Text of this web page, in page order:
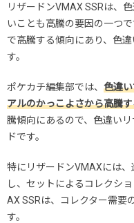
リザードンVMAX SSRは、
いことも高騰の要因の一つ
で高騰する傾向にあり、色
す。
ポケカチ編集部では、 色違
アルのかっこよさから高騰
騰傾向にあるので、色違い
ドです。
特にリザードンVMAXには
し、セットによるコレクシ
AX SSRは、コレクター需要
す。